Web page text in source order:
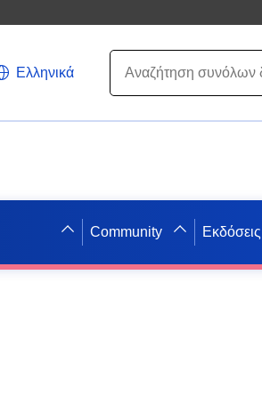
Ελληνικά
Community Εκδόσεις